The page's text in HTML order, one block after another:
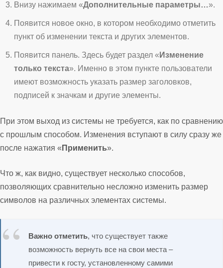
Внизу нажимаем «Дополнительные параметры…».
Появится новое окно, в котором необходимо отметить
пункт об изменении текста и других элементов.
Появится панель. Здесь будет раздел « Изменение
только текста». Именно в этом пункте пользователи
имеют возможность указать размер заголовков,
подписей к значкам и другие элементы.
При этом выход из системы не требуется, как по сравнению
с прошлым способом. Изменения вступают в силу сразу же
после нажатия « Применить».
Что ж, как видно, существует несколько способов,
позволяющих сравнительно несложно изменить размер
символов на различных элементах системы.
Важно отметить, что существует также
возможность вернуть все на свои места –
привести к госту, установленному самими